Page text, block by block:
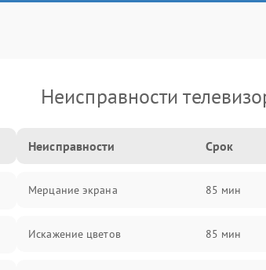
Неисправности
Неисправности Срок
Мерцание экрана 85 мин
Искажение цветов 85 мин